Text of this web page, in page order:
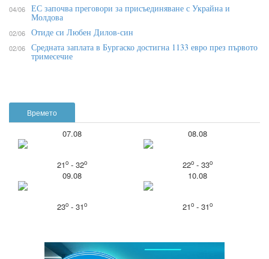
Времето
07.08
21o- 32o
08.08
22o- 33o
09.08
23o- 31o
10.08
21o- 31o
04/06 ЕС започва преговори за присъединяване с Украйна и
Молдова
02/06 Отиде си Любен Дилов-син
02/06 Средната заплата в Бургаско достигна 1133 евро през първото
тримесечие